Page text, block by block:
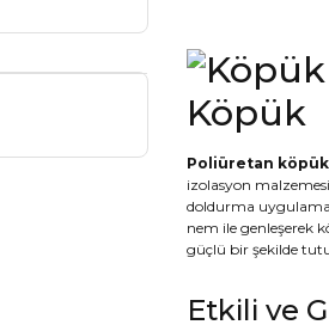
Köpük
Poliüretan köpük
izolasyon
doldurma
nem ile genleşerek
güçlü bir şekilde
Etkili ve